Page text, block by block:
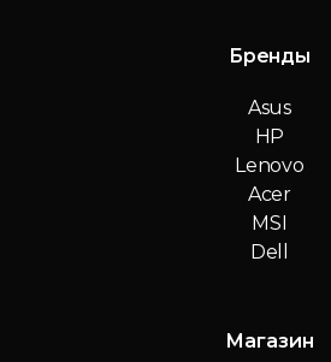
Бренды
Asus
HP
Lenovo
Acer
MSI
Dell
Магазин